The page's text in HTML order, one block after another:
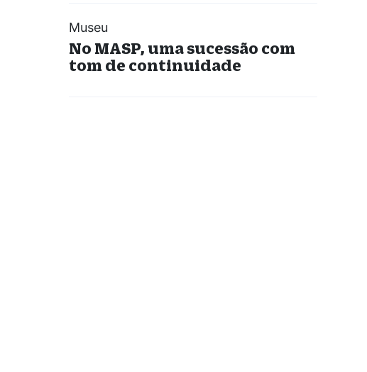
Museu
No MASP, uma sucessão com
tom de continuidade